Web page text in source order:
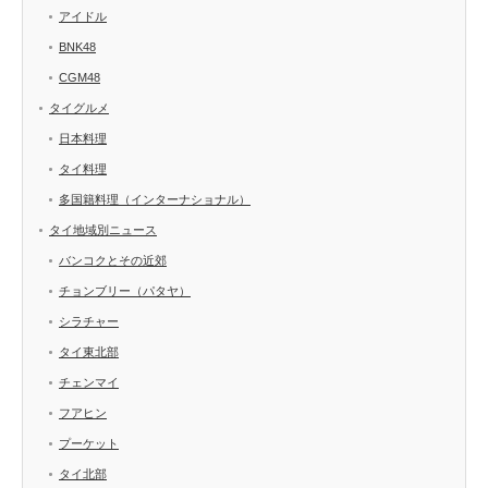
アイドル
BNK48
CGM48
タイグルメ
日本料理
タイ料理
多国籍料理（インターナショナル）
タイ地域別ニュース
バンコクとその近郊
チョンブリー（パタヤ）
シラチャー
タイ東北部
チェンマイ
フアヒン
プーケット
タイ北部